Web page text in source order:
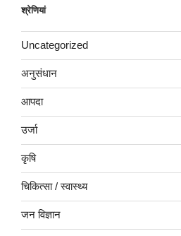
श्रेणियां
Uncategorized
अनुसंधान
आपदा
उर्जा
कृषि
चिकित्सा / स्वास्थ्य
जन विज्ञान